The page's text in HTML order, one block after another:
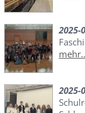
2025-
2025-